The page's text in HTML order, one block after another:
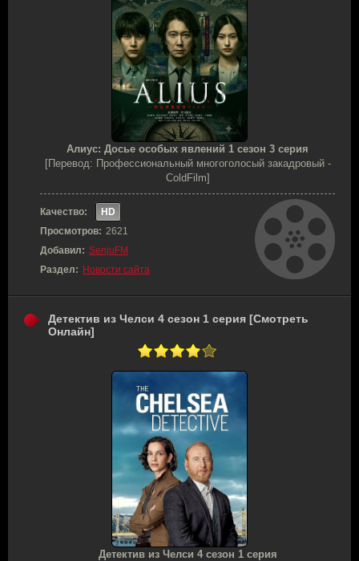
Алиус: Досье особых явлений 1 сезон 3 серия
[Перевод: Профессиональный многоголосый закадровый -
ColdFilm]
Качество:
HD
Просмотров: 2621
Добавил: SenjuFM
Раздел: Новости сайта
Детектив из Челси 4 сезон 1 серия [Смотреть
Онлайн]
Детектив из Челси 4 сезон 1 серия